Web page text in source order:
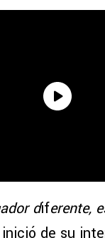
diferente,
de su